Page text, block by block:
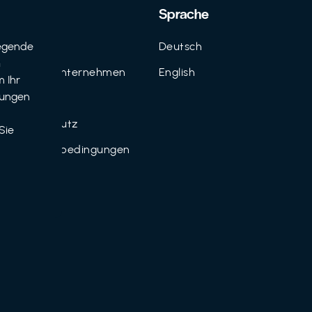
Kontakt
FAQ für Unternehmen
Imprint
Datenschutz
Nutzungsbedingungen
Sprache
Deutsch
English
Ihr